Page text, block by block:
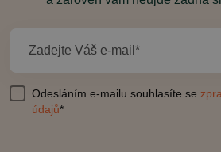
Zadejte Váš e-mail*
Odesláním e-mailu souhlasíte se
údajů*